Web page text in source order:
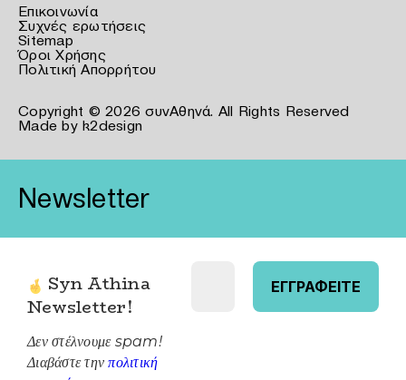
Επικοινωνία
Συχνές ερωτήσεις
Sitemap
Όροι Χρήσης
Πολιτική Απορρήτου
Copyright © 2026 συνΑθηνά. All Rights Reserved
Made by k2design
Newsletter
Syn Athina
Newsletter!
Δεν στέλνουμε spam!
Διαβάστε τηνπολιτική